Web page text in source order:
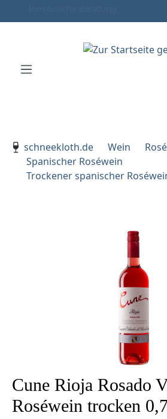
Zur Hauptnavigation springen
schneekloth.de
Wein
Spanischer Roséwein
Trockener spanischer
Bildergalerie überspringen
Cune Rioja Rosado
Roséwein trocken